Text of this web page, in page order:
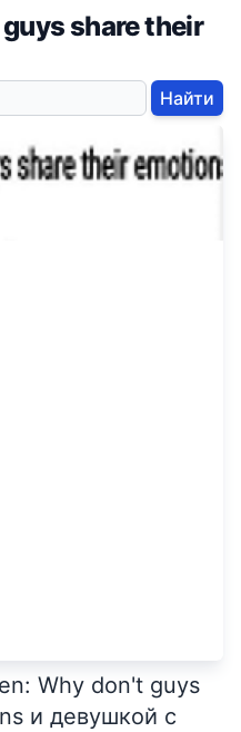
share their
Найти
Why don't guys
и девушкой с